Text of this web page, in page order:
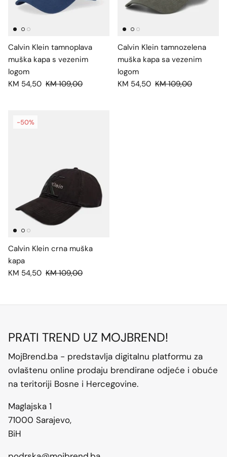
Calvin Klein tamnoplava
muška kapa s vezenim
logom
KM 54,50 KM 109,00
Calvin Klein tamnozelena
muška kapa sa vezenim
logom
KM 54,50 KM 109,00
-50%
Calvin Klein crna muška
kapa
KM 54,50 KM 109,00
PRATI TREND UZ MOJBREND!
MojBrend.ba - predstavlja digitalnu platformu za
ovlaštenu online prodaju brendirane odjeće i obuće
na teritoriji Bosne i Hercegovine.
Maglajska 1
71000 Sarajevo,
BiH